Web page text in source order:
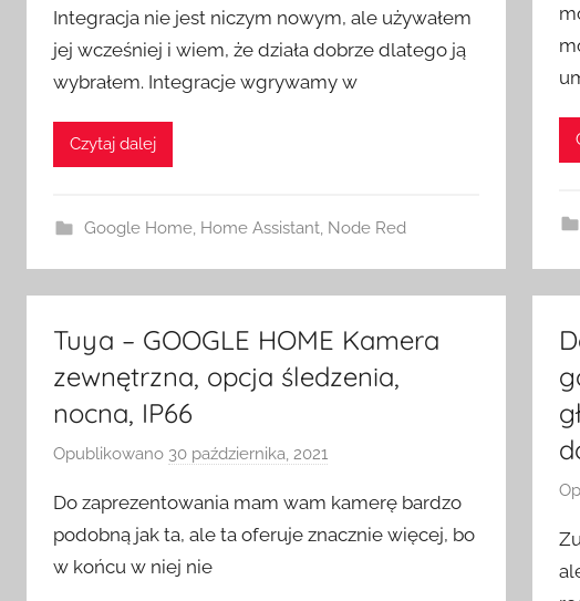
z
e
z
S
c
h
Integracja nie jest niczym nowym, ale używałem
jej wcześniej i wiem, że działa dobrze dlatego ją
wybrałem. Integracje wgrywamy w
Czytaj dalej
Google Home, Home Assistant, Node Red
Tuya – GOOGLE HOME Kamera
zewnętrzna, opcja śledzenia,
nocna, IP66
Opublikowano 30 października, 2021
z
e
Do zaprezentowania mam wam kamerę bardzo
podobną jak ta, ale ta oferuje znacznie więcej, bo
w końcu w niej nie